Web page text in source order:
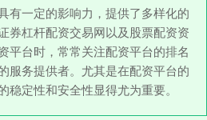
有一定的影响力，提供了多样化的
券杠杆配资交易网以及股票配资资
平台时，常常关注配资平台的排名
服务提供者。尤其是在配资平台的
定性和安全性显得尤为重要。